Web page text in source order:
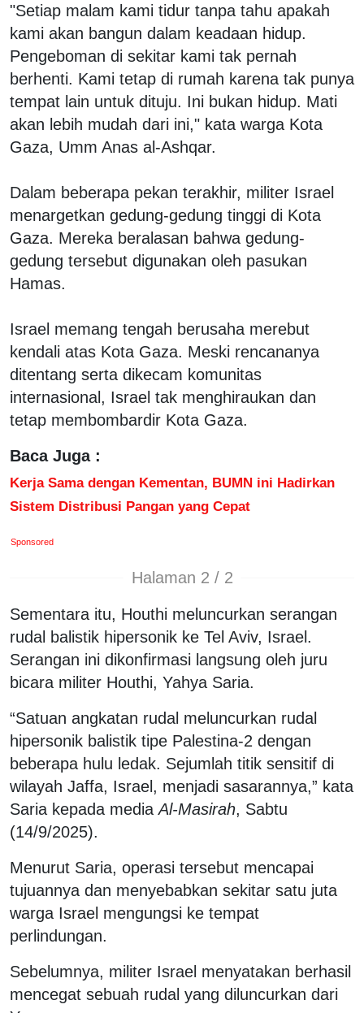
"Setiap malam kami tidur tanpa tahu apakah
kami akan bangun dalam keadaan hidup.
Pengeboman di sekitar kami tak pernah
berhenti. Kami tetap di rumah karena tak punya
tempat lain untuk dituju. Ini bukan hidup. Mati
akan lebih mudah dari ini," kata warga Kota
Gaza, Umm Anas al-Ashqar.
Dalam beberapa pekan terakhir, militer Israel
menargetkan gedung-gedung tinggi di Kota
Gaza. Mereka beralasan bahwa gedung-
gedung tersebut digunakan oleh pasukan
Hamas.
Israel memang tengah berusaha merebut
kendali atas Kota Gaza. Meski rencananya
ditentang serta dikecam komunitas
internasional, Israel tak menghiraukan dan
tetap membombardir Kota Gaza.
Baca Juga :
Kerja Sama dengan Kementan, BUMN ini Hadirkan
Sistem Distribusi Pangan yang Cepat
Sponsored
Halaman 2 / 2
Sementara itu, Houthi meluncurkan serangan
rudal balistik hipersonik ke Tel Aviv, Israel.
Serangan ini dikonfirmasi langsung oleh juru
bicara militer Houthi, Yahya Saria.
“Satuan angkatan rudal meluncurkan rudal
hipersonik balistik tipe Palestina-2 dengan
beberapa hulu ledak. Sejumlah titik sensitif di
wilayah Jaffa, Israel, menjadi sasarannya,” kata
Saria kepada mediaAl-Masirah, Sabtu
(14/9/2025).
Menurut Saria, operasi tersebut mencapai
tujuannya dan menyebabkan sekitar satu juta
warga Israel mengungsi ke tempat
perlindungan.
Sebelumnya, militer Israel menyatakan berhasil
mencegat sebuah rudal yang diluncurkan dari